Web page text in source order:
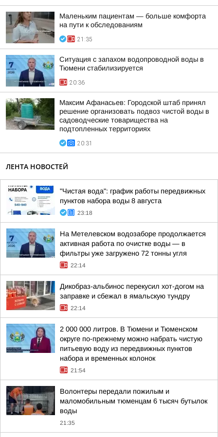
Маленьким пациентам — больше комфорта
на пути к обследованиям
21:35
Ситуация с запахом водопроводной воды в
Тюмени стабилизируется
20:36
Максим Афанасьев: Городской штаб принял
решение организовать подвоз чистой воды в
садоводческие товарищества на
подтопленных территориях
20:31
ЛЕНТА НОВОСТЕЙ
"Чистая вода": график работы передвижных
пунктов набора воды 8 августа
23:18
На Метелевском водозаборе продолжается
активная работа по очистке воды — в
фильтры уже загружено 72 тонны угля
22:14
Дикобраз-альбинос перекусил хот-догом на
заправке и сбежал в ямальскую тундру
22:14
2 000 000 литров. В Тюмени и Тюменском
округе по-прежнему можно набрать чистую
питьевую воду из передвижных пунктов
набора и временных колонок
21:54
Волонтеры передали пожилым и
маломобильным тюменцам 6 тысяч бутылок
воды
21:35